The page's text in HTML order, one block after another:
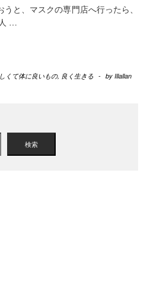
と、マスクの専門店へ行ったら、
…
くて体に良いもの, 良く生きる - by Illallan
検索